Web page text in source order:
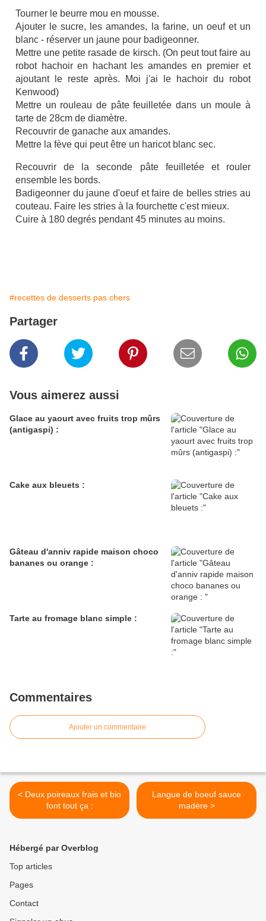
Tourner le beurre mou en mousse.
Ajouter le sucre, les amandes, la farine, un oeuf et un
blanc - réserver un jaune pour badigeonner.
Mettre une petite rasade de kirsch. (On peut tout faire au
robot hachoir en hachant les amandes en premier et
ajoutant le reste après. Moi j'ai le hachoir du robot
Kenwood)
Mettre un rouleau de pâte feuilletée dans un moule à
tarte de 28cm de diamètre.
Recouvrir de ganache aux amandes.
Mettre la fève qui peut être un haricot blanc sec.
Recouvrir de la seconde pâte feuilletée et rouler
ensemble les bords.
Badigeonner du jaune d'oeuf et faire de belles stries au
couteau. Faire les stries à la fourchette c'est mieux.
Cuire à 180 degrés pendant 45 minutes au moins.
#recettes de desserts pas chers
Partager
Vous aimerez aussi
Glace au yaourt avec fruits trop mûrs
(antigaspi) :
Cake aux bleuets :
Gâteau d'anniv rapide maison choco
bananes ou orange :
Tarte au fromage blanc simple :
Commentaires
Ajouter un commentaire
< Deux poireaux frais et bio
font tout ça :
Langue de boeuf sauce
madère >
Hébergé par Overblog
Top articles
Pages
Contact